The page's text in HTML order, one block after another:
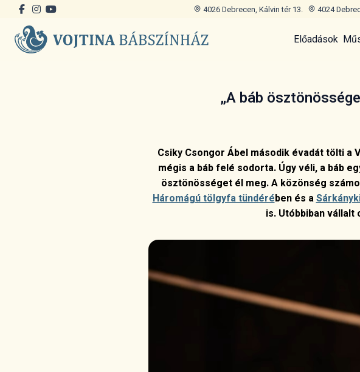
4026 Debrecen, Kálvin tér 13. 4024
Előadások
„A báb
Csiky Csongor Ábel második évadát tölti
mégis a báb felé sodorta. Úgy véli, a báb
ösztönösséget él meg. A közönség
Háromágú tölgyfa tündérében és a
is. Utóbbiban